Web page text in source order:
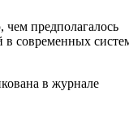
чем предполагалось
в современных
в журнале